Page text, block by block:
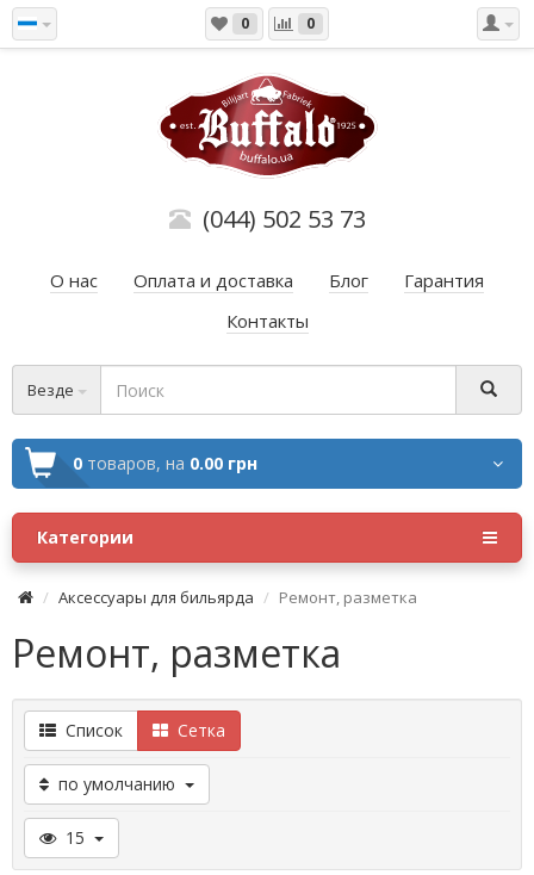
0 0
(044) 502 53 73
О нас Оплата и доставка Блог
Гарантия
Контакты
Везде
0 товаров, на 0.00 грн
Категории
Аксессуары для бильярда Ремонт, разметка
Ремонт, разметка
Список Сетка
по умолчанию
15